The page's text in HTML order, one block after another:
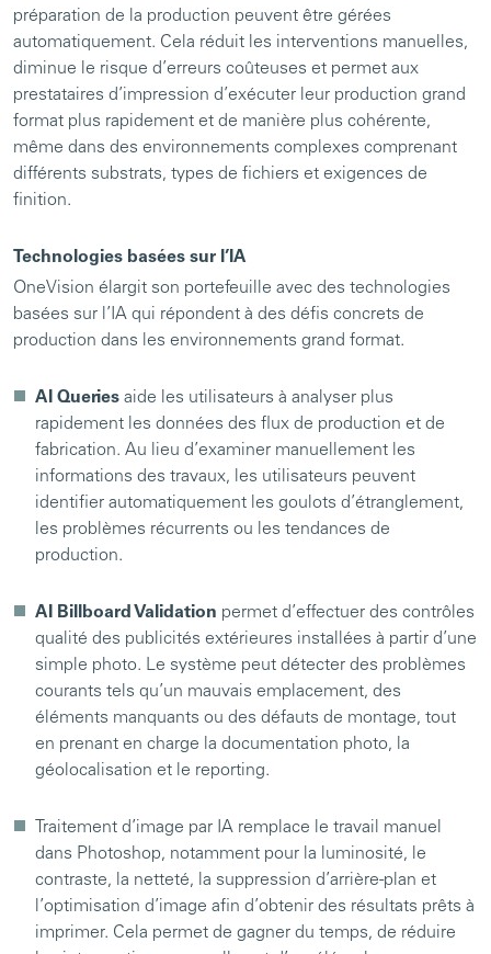
préparation de la production peuvent être gérées
automatiquement. Cela réduit les interventions manuelles,
diminue le risque d’erreurs coûteuses et permet aux
prestataires d’impression d’exécuter leur production grand
format plus rapidement et de manière plus cohérente,
même dans des environnements complexes comprenant
différents substrats, types de fichiers et exigences de
finition.
Technologies basées sur l’IA
OneVision élargit son portefeuille avec des technologies
basées sur l’IA qui répondent à des défis concrets de
production dans les environnements grand format.
AI Queries aide les utilisateurs à analyser plus
rapidement les données des flux de production et de
fabrication. Au lieu d’examiner manuellement les
informations des travaux, les utilisateurs peuvent
identifier automatiquement les goulots d’étranglement,
les problèmes récurrents ou les tendances de
production.
AI Billboard Validation permet d’effectuer des contrôles
qualité des publicités extérieures installées à partir d’une
simple photo. Le système peut détecter des problèmes
courants tels qu’un mauvais emplacement, des
éléments manquants ou des défauts de montage, tout
en prenant en charge la documentation photo, la
géolocalisation et le reporting.
Traitement d’image par IA remplace le travail manuel
dans Photoshop, notamment pour la luminosité, le
contraste, la netteté, la suppression d’arrière-plan et
l’optimisation d’image afin d’obtenir des résultats prêts à
imprimer. Cela permet de gagner du temps, de réduire